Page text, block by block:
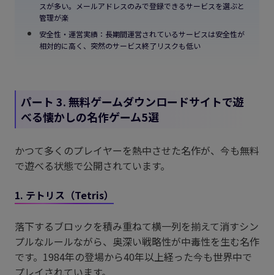
スが多い。メールアドレスのみで登録できるサービスを選ぶと
管理が楽
安全性・運営実績：長期間運営されているサービスは安全性が
相対的に高く、突然のサービス終了リスクも低い
パート 3. 無料ゲームダウンロードサイトで遊
べる懐かしの名作ゲーム5選
かつて多くのプレイヤーを熱中させた名作が、今も無料
で遊べる状態で公開されています。
1. テトリス（Tetris）
落下するブロックを積み重ねて横一列を揃えて消すシン
プルなルールながら、奥深い戦略性が中毒性を生む名作
です。1984年の登場から40年以上経った今も世界中で
プレイされています。